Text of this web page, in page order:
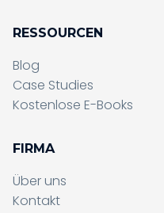
RESSOURCEN
Blog
Case Studies
Kostenlose E-Books
FIRMA
Über uns
Kontakt